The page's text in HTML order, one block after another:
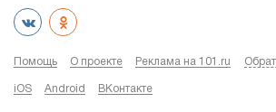
Помощь О проекте Реклама на 101.ru
iOS Android ВКонтакте